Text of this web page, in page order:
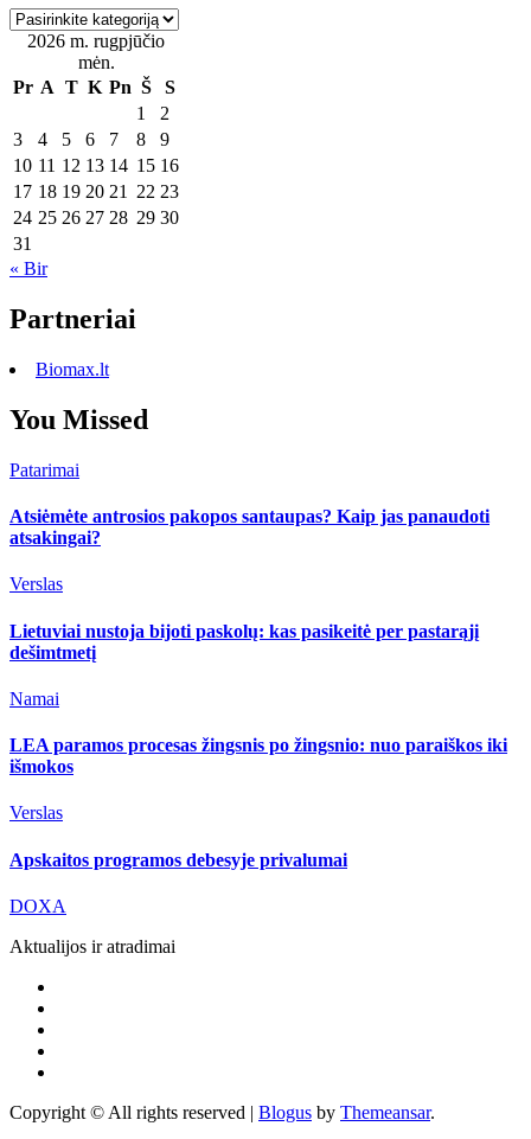
Kategorijos
2026 m. rugpjūčio
mėn.
Pr A T K Pn Š
S
1
2
3
4 5 6 7 8
9
10 11 12 13 14 15 16
17 18 19 20 21 22 23
24 25 26 27 28 29 30
31
« Bir
Partneriai
Biomax.lt
You Missed
Patarimai
Atsiėmėte antrosios pakopos santaupas? Kaip jas panaudoti
atsakingai?
Verslas
Lietuviai nustoja bijoti paskolų: kas pasikeitė per pastarąjį
dešimtmetį
Namai
LEA paramos procesas žingsnis po žingsnio: nuo paraiškos iki
išmokos
Verslas
Apskaitos programos debesyje privalumai
DOXA
Aktualijos ir atradimai
Copyright © All rights reserved | Blogus by Themeansar.